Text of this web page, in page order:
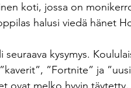
koti, jossa on
halusi viedä hänet
kysymys.
”Fortnite” ja